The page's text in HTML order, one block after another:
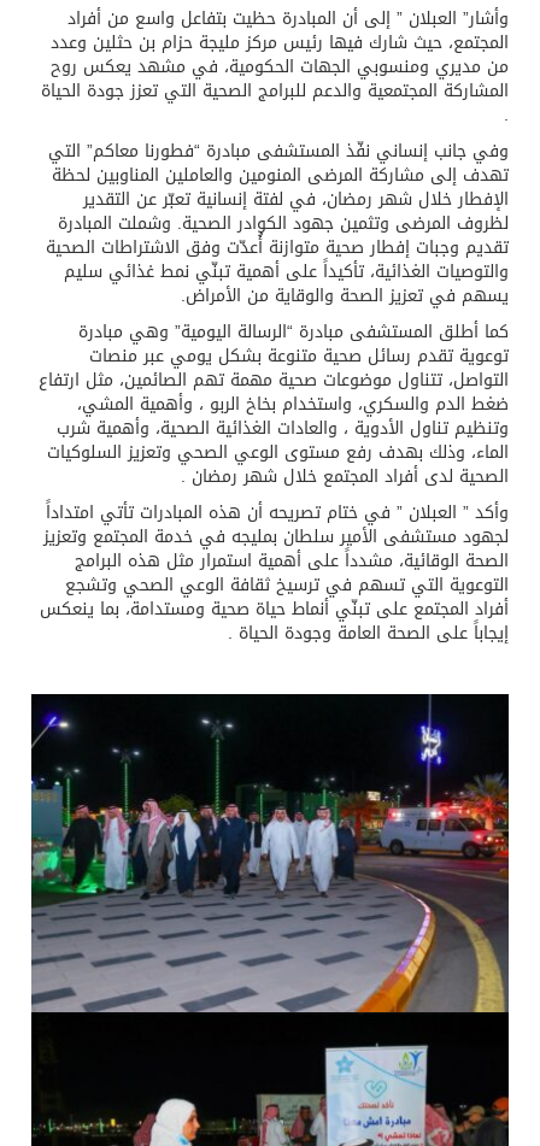
وأشار” العبلان ” إلى أن المبادرة حظيت بتفاعل واسع من أفراد
المجتمع، حيث شارك فيها رئيس مركز مليجة حزام بن حثلين وعدد
من مديري ومنسوبي الجهات الحكومية، في مشهد يعكس روح
المشاركة المجتمعية والدعم للبرامج الصحية التي تعزز جودة الحياة
.
وفي جانب إنساني نفّذ المستشفى مبادرة “فطورنا معاكم” التي
تهدف إلى مشاركة المرضى المنومين والعاملين المناوبين لحظة
الإفطار خلال شهر رمضان، في لفتة إنسانية تعبّر عن التقدير
لظروف المرضى وتثمين جهود الكوادر الصحية. وشملت المبادرة
تقديم وجبات إفطار صحية متوازنة أُعدّت وفق الاشتراطات الصحية
والتوصيات الغذائية، تأكيداً على أهمية تبنّي نمط غذائي سليم
يسهم في تعزيز الصحة والوقاية من الأمراض.
كما أطلق المستشفى مبادرة “الرسالة اليومية” وهي مبادرة
توعوية تقدم رسائل صحية متنوعة بشكل يومي عبر منصات
التواصل، تتناول موضوعات صحية مهمة تهم الصائمين، مثل ارتفاع
ضغط الدم والسكري، واستخدام بخاخ الربو ، وأهمية المشي،
وتنظيم تناول الأدوية ، والعادات الغذائية الصحية، وأهمية شرب
الماء، وذلك بهدف رفع مستوى الوعي الصحي وتعزيز السلوكيات
الصحية لدى أفراد المجتمع خلال شهر رمضان .
وأكد ” العبلان ” في ختام تصريحه أن هذه المبادرات تأتي امتداداً
لجهود مستشفى الأمير سلطان بمليجه في خدمة المجتمع وتعزيز
الصحة الوقائية، مشدداً على أهمية استمرار مثل هذه البرامج
التوعوية التي تسهم في ترسيخ ثقافة الوعي الصحي وتشجع
أفراد المجتمع على تبنّي أنماط حياة صحية ومستدامة، بما ينعكس
إيجاباً على الصحة العامة وجودة الحياة .